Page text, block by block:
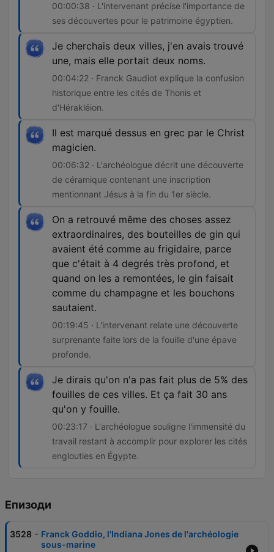
00:00:38 · L'intervenant précise l'importance de
ses découvertes pour le patrimoine égyptien.
Je cherchais deux villes, j'en avais trouvé
une, mais elle portait deux noms.
00:04:22 · Franck Gaudiot explique la confusion
historique entre les cités de Thonis et
d'Hérakléion.
Il est marqué dessus en grec par le Christ
magicien.
00:06:32 · L'archéologue décrit une découverte
de céramique contenant une inscription
mentionnant Jésus à la fin du 1er siècle.
On a retrouvé même des choses assez
extraordinaires, des bouteilles de gin qui
avaient été comme au frigidaire, parce
que c'était à 4 degrés très profond, et
quand on les a remontées, le gin faisait
comme du champagne et les bouchons
sautaient.
00:19:45 · L'intervenant relate une découverte
surprenante faite lors de la fouille d'une épave
profonde.
Je dirais qu'on n'a pas fait plus de 5% des
fouilles de ces villes. Et ça fait 30 ans
qu'on y fouille.
00:23:17 · L'archéologue souligne l'immensité du
travail restant à accomplir pour explorer les cités
englouties en Égypte.
Епизоди
3528 - Franck Goddio, l'Indiana Jones de l'archéologie
sous-marine